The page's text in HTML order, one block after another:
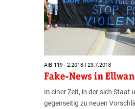
AIB 119 - 2.2018 | 23.7.2018
Fake-News in
In einer Zeit, in der sich Staat
gegenseitig zu neuen